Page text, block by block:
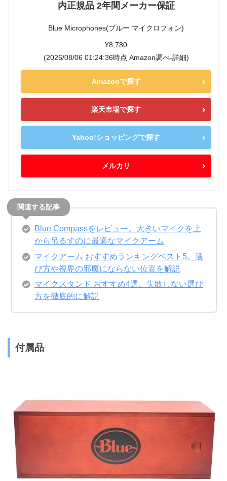
内正規品 2年間メーカー保証
Blue Microphones(ブルー マイクロフォン)
¥8,780
(2026/08/06 01:24:36時点 Amazon調べ-詳細)
Amazonで探す
楽天市場で探す
Yahoo!ショッピングで探す
メルカリ
Blue Compassをレビュー。大きいマイクを上
から吊るすのに最適なマイクアーム
マイクアーム おすすめランキングベスト5。選
び方や視界の邪魔にならない位置を解説
マイクスタンド おすすめ4選。失敗しない選び
方を徹底的に解説
付属品